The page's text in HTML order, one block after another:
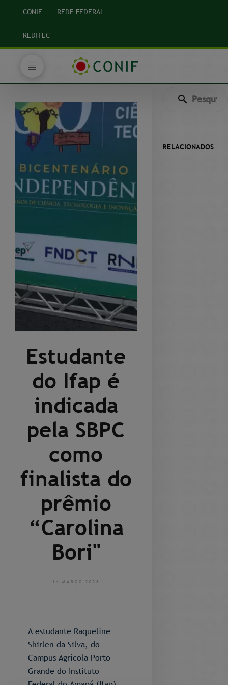
CONIF REDE FEDERAL
REDITEC
Estudante
do Ifap é
indicada
pela SBPC
como
finalista do
prêmio
“Carolina
Bori"
14 MARÇO 2023
A estudante Raqueline
Shirlen da Silva, do
Campus Agrícola Porto
Grande do Instituto
RELACIONADOS